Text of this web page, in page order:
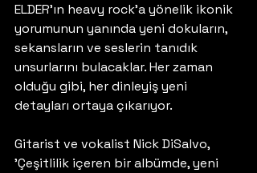
ELDER'ın heavy rock'a yönelik ikonik
yorumunun yanında yeni dokuların,
sekansların ve seslerin tanıdık
unsurlarını bulacaklar. Her zaman
olduğu gibi, her dinleyiş yeni
detayları ortaya çıkarıyor.
Gitarist ve vokalist Nick DiSalvo,
'Çeşitlilik içeren bir albümde, yeni